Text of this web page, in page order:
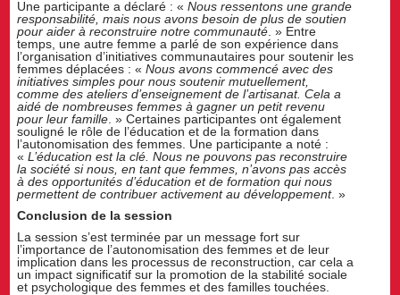
Une participante a déclaré : «Nous ressentons une grande
responsabilité, mais nous avons besoin de plus de soutien
pour aider à reconstruire notre communauté . » Entre
temps, une autre femme a parlé de son expérience dans
l’organisation d’initiatives communautaires pour soutenir les
femmes déplacées : «Nous avons commencé avec des
initiatives simples pour nous soutenir mutuellement,
comme des ateliers d’enseignement de l’artisanat. Cela a
aidé de nombreuses femmes à gagner un petit revenu
pour leur famille . » Certaines participantes ont également
souligné le rôle de l’éducation et de la formation dans
l’autonomisation des femmes. Une participante a noté :
«L’éducation est la clé. Nous ne pouvons pas reconstruire
la société si nous, en tant que femmes, n’avons pas accès
à des opportunités d’éducation et de formation qui nous
permettent de contribuer activement au développement. »
Conclusion de la session
La session s’est terminée par un message fort sur
l’importance de l’autonomisation des femmes et de leur
implication dans les processus de reconstruction, car cela a
un impact significatif sur la promotion de la stabilité sociale
et psychologique des femmes et des familles touchées.